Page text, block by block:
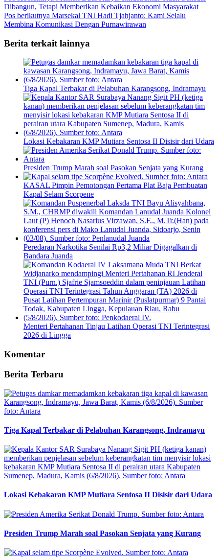
Dibangun, Tetapi Memberikan Kebaikan Ekonomi Masyarakat
Pos berikutnya Marsekal TNI Hadi Tjahjanto: Kami Selalu
Membina Komunikasi Dengan Purnawirawan
Berita terkait lainnya
Tiga Kapal Terbakar di Pelabuhan Karangsong, Indramayu
Lokasi Kebakaran KMP Mutiara Sentosa II Disisir dari Udara
Presiden Trump Marah soal Pasokan Senjata yang Kurang
KASAL Pimpin Pemotongan Pertama Plat Baja Pembuatan
Kapal Selam Scorpene
Peredaran Narkotika Senilai Rp3,2 Miliar Digagalkan di
Bandara Juanda
Menteri Pertahanan Tinjau Latihan Operasi TNI Terintegrasi
2026 di Lingga
Komentar
Berita Terbaru
Tiga Kapal Terbakar di Pelabuhan Karangsong, Indramayu
Lokasi Kebakaran KMP Mutiara Sentosa II Disisir dari Udara
Presiden Trump Marah soal Pasokan Senjata yang Kurang